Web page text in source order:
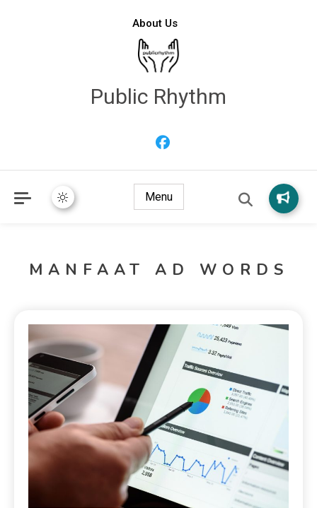
About Us
Public Rhythm
Menu
MANFAAT AD WORDS